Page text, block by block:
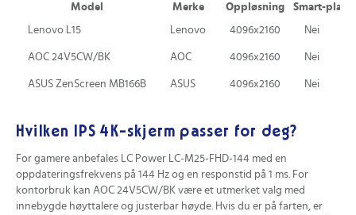
Model Merke Oppløsning Smart-
Lenovo L15 Lenovo 4096x2160 Nei
AOC 24V5CW/BK AOC 4096x2160 Nei
ASUS ZenScreen MB166B ASUS 4096x2160 Nei
Hvilken IPS 4K-skjerm passer for deg?
For gamere anbefales LC Power LC-M25-FHD-144 med en
oppdateringsfrekvens på 144 Hz og en responstid på 1 ms. For
kontorbruk kan AOC 24V5CW/BK være et utmerket valg med
innebygde høyttalere og justerbar høyde. Hvis du er på farten, er